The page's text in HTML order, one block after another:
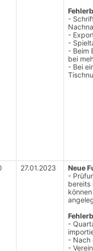
-
-
-
- Beim
bei
- Bei
27.01.2023
Neue
-
bereits
-
- Nach
-